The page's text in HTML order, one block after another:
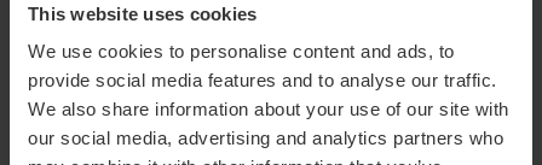
This website uses cookies
We use cookies to personalise content and ads, to
provide social media features and to analyse our traffic.
We also share information about your use of our site with
our social media, advertising and analytics partners who